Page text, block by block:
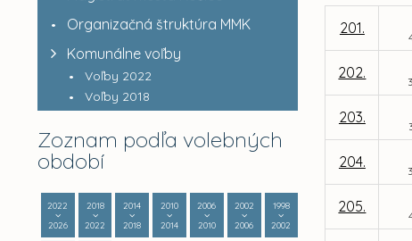
Organizačná štruktúra MMK
Komunálne voľby
Voľby 2022
Voľby 2018
Zoznam podľa volebných
období
2022
2026
2018
2022
2014
2018
2010
2014
2006
2010
2002
2006
1998
2002
201.
202.
203.
204.
205.